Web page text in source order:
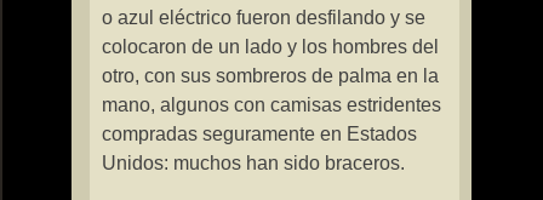
o azul eléctrico fueron desfilando y se
colocaron de un lado y los hombres del
otro, con sus sombreros de palma en la
mano, algunos con camisas estridentes
compradas seguramente en Estados
Unidos: muchos han sido braceros.